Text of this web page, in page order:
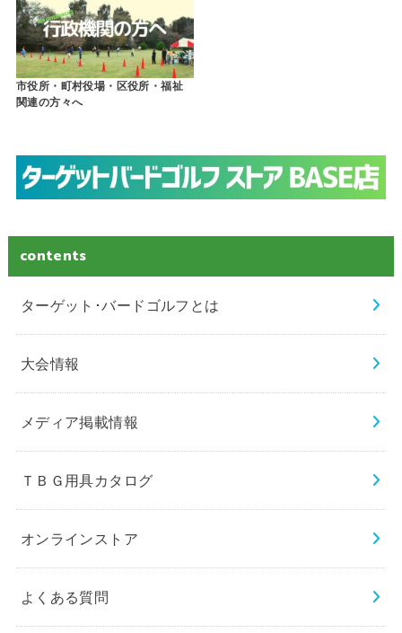
市役所・町村役場・区役所・福祉
関連の方々へ
contents
ターゲット･バードゴルフとは
大会情報
メディア掲載情報
ＴＢＧ用具カタログ
オンラインストア
よくある質問